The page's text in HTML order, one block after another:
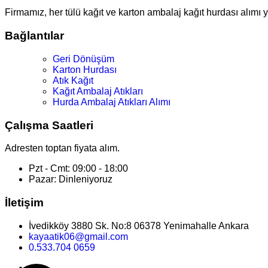
Firmamız, her tülü kağıt ve karton ambalaj kağıt hurdası alımı
Bağlantılar
Geri Dönüşüm
Karton Hurdası
Atık Kağıt
Kağıt Ambalaj Atıkları
Hurda Ambalaj Atıkları Alımı
Çalışma Saatleri
Adresten toptan fiyata alım.
Pzt - Cmt: 09:00 - 18:00
Pazar: Dinleniyoruz
İletişim
İvedikköy 3880 Sk. No:8 06378 Yenimahalle Ankara
kayaatik06@gmail.com
0.533.704 0659